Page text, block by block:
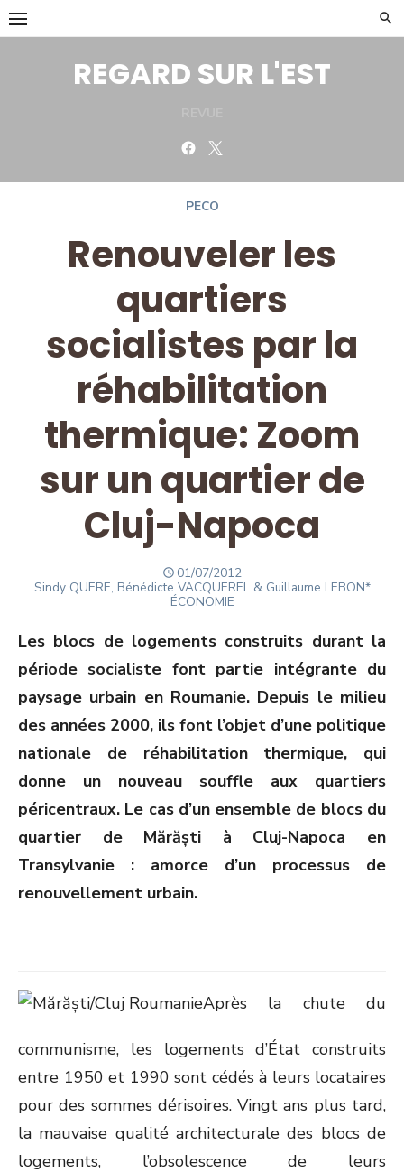
Skip
to
REGARD SUR L'EST
Facebook
PECO
Renouveler les
quartiers
socialistes par la
réhabilitation
thermique: Zoom
sur un quartier de
Cluj-Napoca
POSTED
ON
01/07/2012
Author
Sindy QUERE, Bénédicte VACQUEREL & Guillaume LEBON*
ÉCONOMIE
Les blocs de logements construits durant la
période socialiste font partie intégrante du
paysage urbain en Roumanie. Depuis le milieu
des années 2000, ils font l’objet d’une politique
nationale de réhabilitation thermique, qui
donne un nouveau souffle aux quartiers
péricentraux. Le cas d’un ensemble de blocs du
quartier de Mărăști à Cluj-Napoca en
Transylvanie : amorce d’un processus de
renouvellement urbain.
Après la chute du
communisme, les logements d’État construits
entre 1950 et 1990 sont cédés à leurs locataires
pour des sommes dérisoires. Vingt ans plus tard,
la mauvaise qualité architecturale des blocs de
logements, l’obsolescence de leurs